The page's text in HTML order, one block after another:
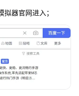
器官网进入；